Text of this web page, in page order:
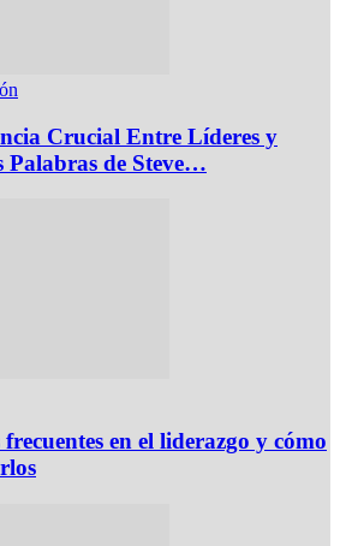
Crucial Entre Líderes y
Palabras de Steve…
en el liderazgo y cómo